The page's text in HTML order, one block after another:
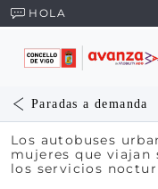
HOLA
Paradas a demanda
Los autobuses
mujeres que viajan
los servicios